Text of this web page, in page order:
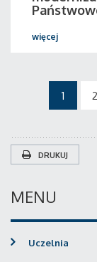
więcej
1 2
DRUKUJ
MENU
Uczelnia